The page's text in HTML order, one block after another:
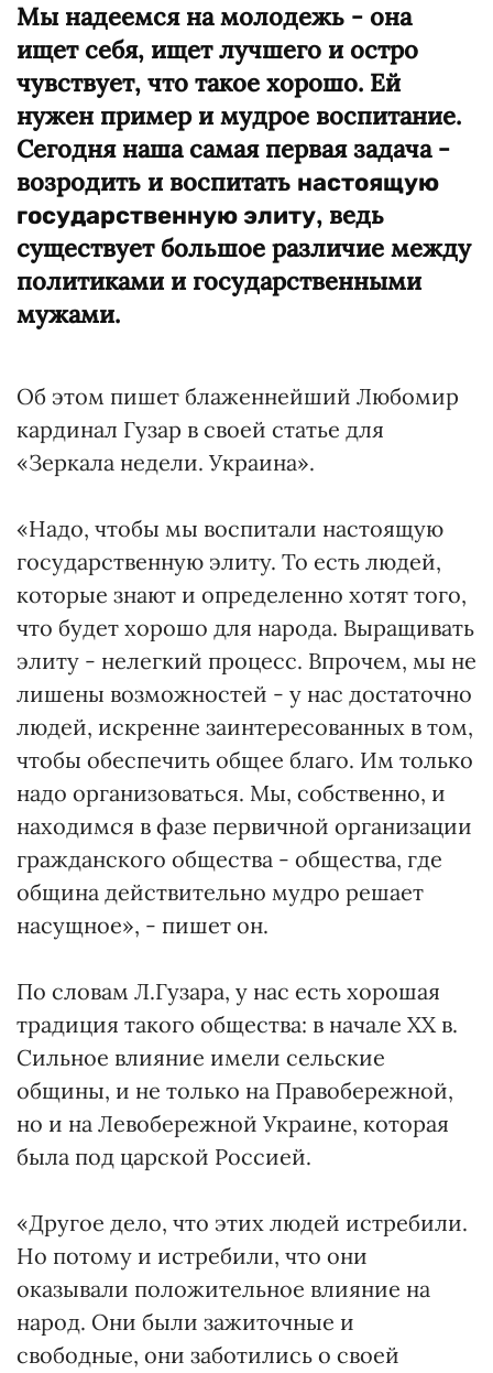
Мы надеемся на молодежь - она
ищет себя, ищет лучшего и остро
чувствует, что такое хорошо. Ей
нужен пример и мудрое воспитание.
Сегодня наша самая первая задача -
возродить и воспитать настоящую
государственную элиту, ведь
существует большое различие между
политиками и государственными
мужами.
Об этом пишет блаженнейший Любомир
кардинал Гузар в своей статье для
«Зеркала недели. Украина».
«Надо, чтобы мы воспитали настоящую
государственную элиту. То есть людей,
которые знают и определенно хотят того,
что будет хорошо для народа. Выращивать
элиту - нелегкий процесс. Впрочем, мы не
лишены возможностей - у нас достаточно
людей, искренне заинтересованных в том,
чтобы обеспечить общее благо. Им только
надо организоваться. Мы, собственно, и
находимся в фазе первичной организации
гражданского общества - общества, где
община действительно мудро решает
насущное», - пишет он.
По словам Л.Гузара, у нас есть хорошая
традиция такого общества: в начале ХХ в.
Сильное влияние имели сельские
общины, и не только на Правобережной,
но и на Левобережной Украине, которая
была под царской Россией.
«Другое дело, что этих людей истребили.
Но потому и истребили, что они
оказывали положительное влияние на
народ. Они были зажиточные и
свободные, они заботились о своей